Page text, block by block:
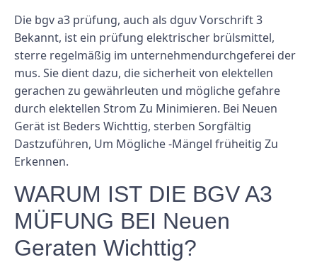
Die bgv a3 prüfung, auch als dguv Vorschrift 3
Bekannt, ist ein prüfung elektrischer brülsmittel,
sterre regelmäßig im unternehmendurchgeferei der
mus. Sie dient dazu, die sicherheit von elektellen
gerachen zu gewährleuten und mögliche gefahre
durch elektellen Strom Zu Minimieren. Bei Neuen
Gerät ist Beders Wichttig, sterben Sorgfältig
Dastzuführen, Um Mögliche -Mängel früheitig Zu
Erkennen.
WARUM IST DIE BGV A3
MÜFUNG BEI Neuen
Geraten Wichttig?